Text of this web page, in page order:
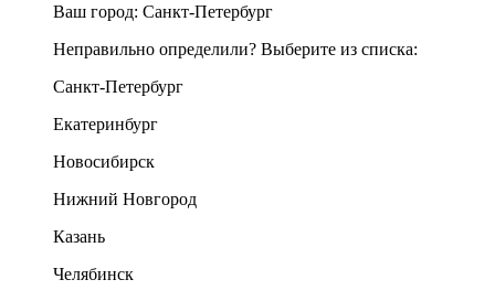
Ваш город: Санкт-Петербург
Неправильно определили? Выберите из списка:
Санкт-Петербург
Екатеринбург
Новосибирск
Нижний Новгород
Казань
Челябинск